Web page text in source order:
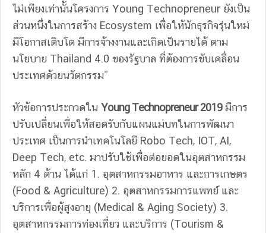
ไม่เพียงเท่านั้นโครงการ Young Technopreneur ยังเป็น
ส่วนหนึ่งในการสร้าง Ecosystem เพื่อให้นักธุรกิจรุ่นใหม่
มีโอกาสเติบโต มีการจ้างงานและเกิดเป็นรายได้ ตาม
นโยบาย Thailand 4.0 ของรัฐบาล ที่ต้องการขับเคลื่อน
ประเทศด้วยนวัตกรรม”
หัวข้อการประกวดใน Young Technopreneur 2019มีการ
ปรับเปลี่ยนเพื่อให้สอดรับกับแผนแม่บทในการพัฒนา
ประเทศ เป็นการนำเทคโนโลยี Robo Tech, IOT, AI,
Deep Tech, etc. มาปรับใช้เพื่อต่อยอดในอุตสาหกรรม
หลัก 4 ด้าน ได้แก่ 1. อุตสาหกรรมอาหาร และการเกษตร
(Food & Agriculture) 2. อุตสาหกรรมการแพทย์ และ
บริการเพื่อผู้สูงอายุ (Medical & Aging Society) 3.
อุตสาหกรรมการท่องเที่ยว และบริการ (Tourism &